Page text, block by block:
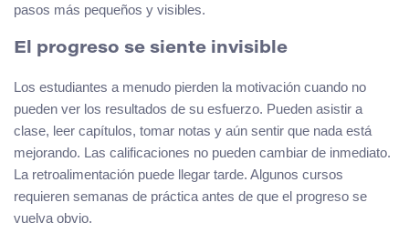
pasos más pequeños y visibles.
El progreso se siente invisible
Los estudiantes a menudo pierden la motivación cuando no
pueden ver los resultados de su esfuerzo. Pueden asistir a
clase, leer capítulos, tomar notas y aún sentir que nada está
mejorando. Las calificaciones no pueden cambiar de inmediato.
La retroalimentación puede llegar tarde. Algunos cursos
requieren semanas de práctica antes de que el progreso se
vuelva obvio.